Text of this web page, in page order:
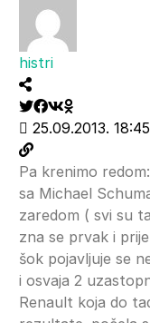
histri
25.09.2013. 18:45
Pa krenimo
sa Michael
zaredom ( svi su
zna se prvak i
šok pojavljuje se
i osvaja 2
Renault koja do